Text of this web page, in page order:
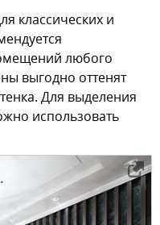
классических и
любого
выгодно оттенят
Для выделения
использовать